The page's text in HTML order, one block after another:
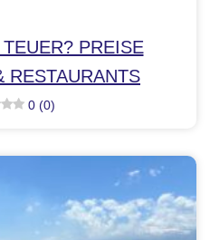
PREISE
RESTAURANTS
0 (0)